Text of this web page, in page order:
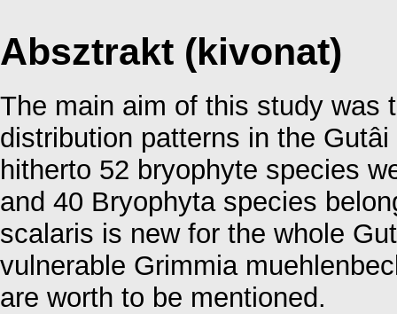
Absztrakt (kivonat)
The main aim of this study was
distribution patterns in the
hitherto 52 bryophyte species
and 40 Bryophyta species
scalaris is new for the whole
vulnerable Grimmia
are worth to be mentioned.